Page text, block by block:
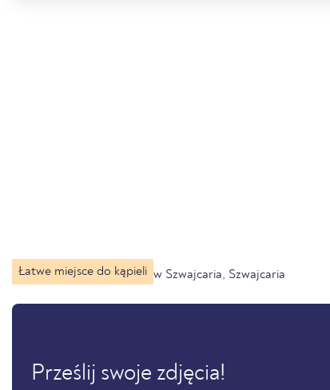
Łatwe miejsce do kąpieli w Szwajcaria, Szwajcaria
Prześlij swoje zdjęcia!